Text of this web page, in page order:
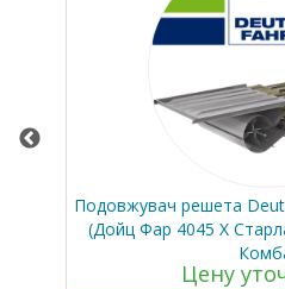
Подовжувач решета
(Дойц Фар 4045 Х
Цену